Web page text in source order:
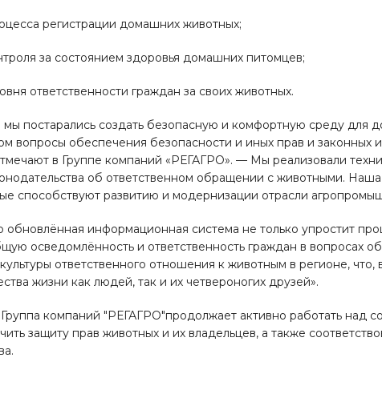
регистрации домашних животных;
за состоянием здоровья домашних питомцев;
ответственности граждан за своих животных.
мы постарались создать безопасную и комфортную среду для
вопросы обеспечения безопасности и иных прав и законных
в Группе компаний «РЕГАГРО». — Мы реализовали
об ответственном обращении с животными.
способствуют развитию и модернизации отрасли
обновлённая информационная система не только упростит
осведомлённость и ответственность граждан в вопросах
ответственного отношения к животным в регионе, что,
жизни как людей, так и их четвероногих друзей».
компаний "РЕГАГРО"продолжает активно работать над
защиту прав животных и их владельцев, а также